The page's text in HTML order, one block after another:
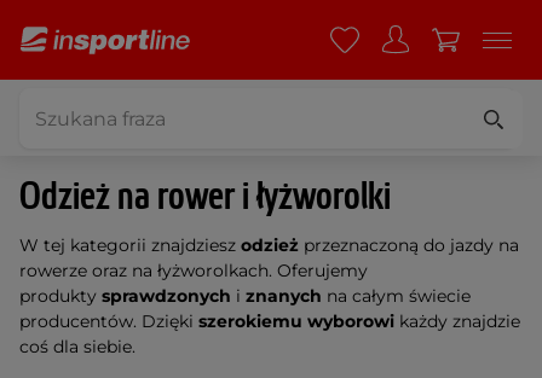
Odzież na rower i łyżworolki
W tej kategorii znajdziesz odzież przeznaczoną do jazdy na
rowerze oraz na łyżworolkach. Oferujemy
produkty sprawdzonych i znanych na całym świecie
producentów. Dzięki szerokiemu wyborowi każdy znajdzie
coś dla siebie.